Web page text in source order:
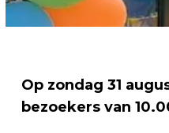
Op zondag 31
bezoekers van